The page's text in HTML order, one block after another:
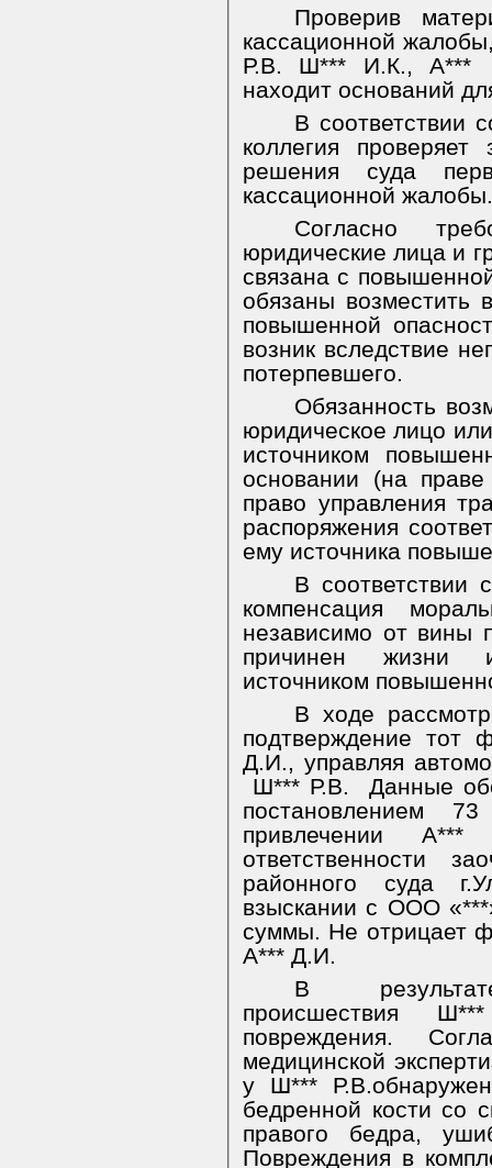
Проверив
кассационной
Р.В. Ш*** И.К., А***
находит оснований
В соответствии
коллегия проверяет
решения суда
кассационной жалобы.
Согласно
юридические лица и
связана с
обязаны возместить
повышенной
возник вследствие
потерпевшего.
Обязанность
юридическое лицо
источником
основании (на
право управления
распоряжения
ему источника
В соответствии
компенсация
независимо от вины
причинен жизни
источником
В ходе
подтверждение тот
Д.И., управляя
Ш*** Р.В.
Данные
постановлением
73
привлечении
ответственности
районного суда
взыскании с ООО
суммы. Не отрицает
А*** Д.И.
В
происшествия
повреждения.
медицинской
у Ш***
бедренной кости со
правого бедра,
Повреждения в